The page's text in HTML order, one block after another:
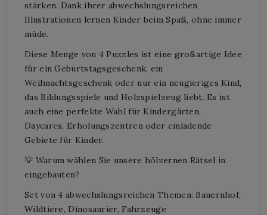
stärken. Dank ihrer abwechslungsreichen
Illustrationen lernen Kinder beim Spaß, ohne immer
müde.
Diese Menge von 4 Puzzles ist eine großartige Idee
für ein Geburtstagsgeschenk, ein
Weihnachtsgeschenk oder nur ein neugieriges Kind,
das Bildungsspiele und Holzspielzeug liebt. Es ist
auch eine perfekte Wahl für Kindergärten,
Daycares, Erholungszentren oder einladende
Gebiete für Kinder.
💡 Warum wählen Sie unsere hölzernen Rätsel in
eingebauten?
Set von 4 abwechslungsreichen Themen: Bauernhof,
Wildtiere, Dinosaurier, Fahrzeuge